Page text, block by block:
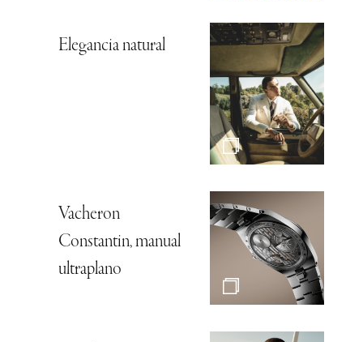
Elegancia natural
Vacheron
Constantin, manual
ultraplano